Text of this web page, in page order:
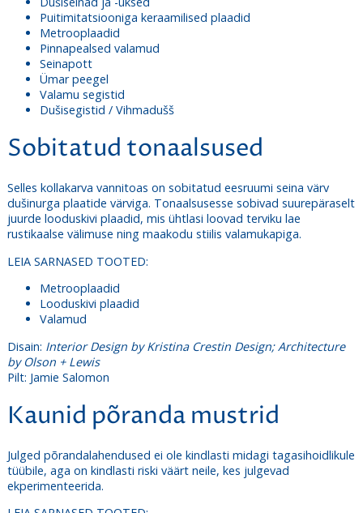
Puitimitatsiooniga keraamilised plaadid
Metrooplaadid
Pinnapealsed valamud
Seinapott
Ümar peegel
Valamu segistid
Dušisegistid / Vihmadušš
Sobitatud tonaalsused
Selles kollakarva vannitoas on sobitatud eesruumi seina värv
dušinurga plaatide värviga. Tonaalsusesse sobivad suurepäraselt
juurde looduskivi plaadid, mis ühtlasi loovad terviku lae
rustikaalse välimuse ning maakodu stiilis valamukapiga.
LEIA SARNASED TOOTED:
Metrooplaadid
Looduskivi plaadid
Valamud
Disain: Interior Design by Kristina Crestin Design; Architecture
by Olson + Lewis
Pilt: Jamie Salomon
Kaunid põranda mustrid
Julged põrandalahendused ei ole kindlasti midagi tagasihoidlikule
tüübile, aga on kindlasti riski väärt neile, kes julgevad
ekperimenteerida.